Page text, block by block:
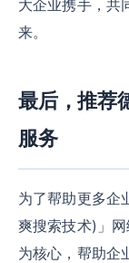
大企业携手，共
来。
最后，推荐
服务
为了帮助更多企
爽搜索技术)」
为核心，帮助企